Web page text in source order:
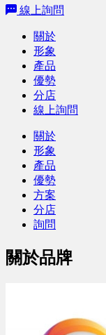
線上詢問
關於
形象
產品
優勢
分店
線上詢問
關於
形象
產品
優勢
方案
分店
詢問
關於品牌